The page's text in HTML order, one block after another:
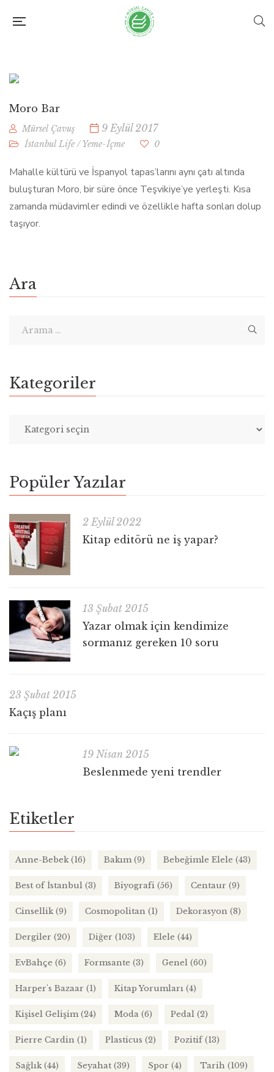
Moro Bar
Mürsel Çavuş 9 Eylül 2017
İstanbul Life /Yeme-İçme 0
Mahalle kültürü ve İspanyol tapas’larını aynı çatı altında
buluşturan Moro, bir süre önce Teşvikiye’ye yerleşti. Kısa
zamanda müdavimler edindi ve özellikle hafta sonları dolup
taşıyor.
Ara
Kategoriler
Popüler Yazılar
2 Eylül 2022
Kitap editörü ne iş yapar?
13 Şubat 2015
Yazar olmak için kendimize
sormanız gereken 10 soru
23 Şubat 2015
Kaçış planı
19 Nisan 2015
Beslenmede yeni trendler
Etiketler
Anne-Bebek(16) Bakım (9) Bebeğimle Elele (43)
Best of İstanbul (3) Biyografi (56) Centaur (9)
Cinsellik(9) Cosmopolitan (1) Dekorasyon (8)
Dergiler (20) Diğer (103) Elele (44)
EvBahçe (6) Formsante (3) Genel (60)
Harper's Bazaar (1) Kitap Yorumları (4)
Kişisel Gelişim (24) Moda (6) Pedal (2)
Pierre Cardin (1) Plasticus (2) Pozitif(13)
Sağlık(44) Seyahat (39) Spor (4) Tarih (109)